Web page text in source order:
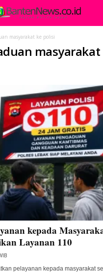
masyarakat ke polisi
masyarakat
kepada
Layanan 110
pelayanan kepada masyarakat